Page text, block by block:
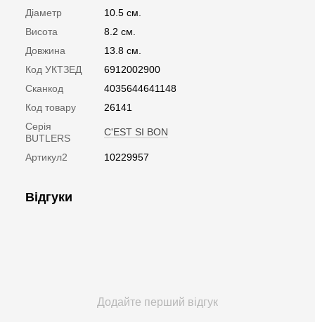
Діаметр
10.5 см.
Висота
8.2 см.
Довжина
13.8 см.
Код УКТЗЕД
6912002900
Сканкод
4035644641148
Код товару
26141
Серія
BUTLERS
C'EST SI BON
Артикул2 10229957
Відгуки
Додайте перший відгук